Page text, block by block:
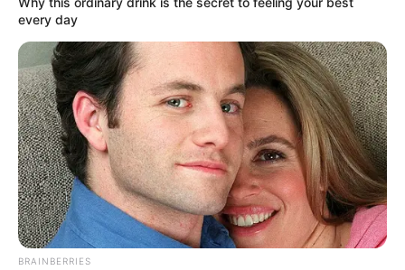
every day
BRAINBERRIES